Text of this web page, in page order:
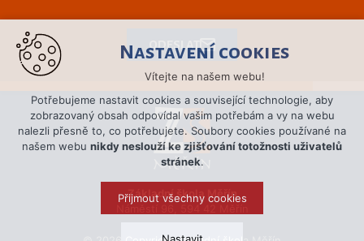
Základní škola Měřín
Náměstí 96, 594 42 Měřín
Nastavení cookies
Vítejte na našem webu!
Potřebujeme nastavit cookies a související technologie, aby
zobrazovaný obsah odpovídal vašim potřebám a vy na webu
nalezli přesně to, co potřebujete. Soubory cookies používané na
našem webu nikdy neslouží ke zjišťování totožnosti uživatelů
stránek.
Přijmout všechny cookies